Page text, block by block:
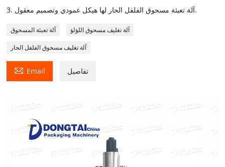
3. آلة تعبئة مسحوق الفلفل الحار لها هيكل عمودي وتصميم معقول.
آلة تعبئة المسحوق آلة تغليف مسحوق اللؤلؤ
آلة تغليف مسحوق الفلفل الحار
 Email تفاصيل